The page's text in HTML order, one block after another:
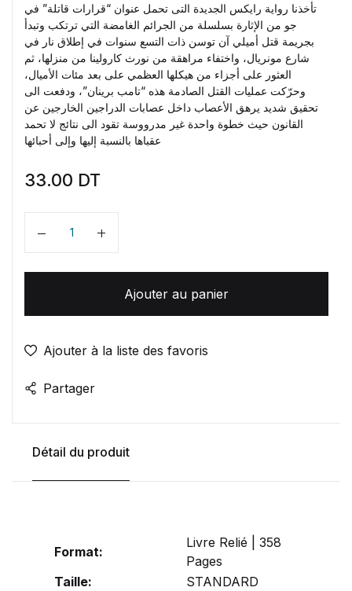
تأخذنا رواية رايكس الجديدة التى تحمل عنوان “قرارات قاتلة” في
جو من الإثارة بسلسلة من الجرائم الغامضة التي ترتكب وتبدأ
بجريمة قتل أميلي آن توسن ذات التسع سنوات في إطلاق نار في
شارع مونريال، واختفاء مراهقة من نورث كارولينا من منزلها، ثم
العثور على أجزاء من هيكلها العظمي على بعد مئات الأميال،
وحرّكت عمليات القتل الصادمة هذه “تامب برينان”، ودفعت الى
تحقيق شديد يرهق الأعصاب داخل عصابات الدراجين الخارجين عن
القانون حيث خطوة واحدة غير مدرووسة تقود الى نتائج لا تحمد
عقباها بالنسبة إليها وإلى أحبائها
33.00 DT
Quantité
Ajouter au panier
Ajouter à la liste des favoris
Partager
Détail du produit
Format:
Livre Relié | 358
Pages
Taille:
STANDARD